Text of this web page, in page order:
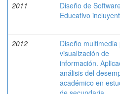
2011
Diseño de
Educativo
2012
Diseño multimedia
visualización de
información.
análisis del
académico en